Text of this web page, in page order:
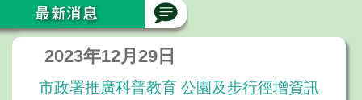
2023年12月29日
市政署推廣科普教育 公園及步行徑增資訊